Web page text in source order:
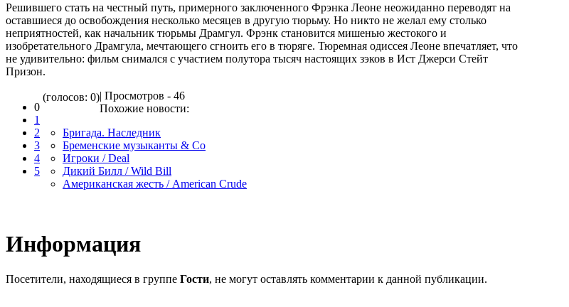
Решившего стать на честный путь, примерного заключенного Фрэнка Леоне неожиданно переводят на
оставшиеся до освобождения несколько месяцев в другую тюрьму. Но никто не желал ему столько
неприятностей, как начальник тюрьмы Драмгул. Фрэнк становится мишенью жестокого и
изобретательного Драмгула, мечтающего сгноить его в тюряге. Тюремная одиссея Леоне впечатляет, что
не удивительно: фильм снимался с участием полутора тысяч настоящих зэков в Ист Джерси Стейт
Призон.
0
1
2
3
4
5
(голосов: 0)| Просмотров - 46
Похожие новости:
Бригада. Наследник
Бременские музыканты & Co
Игроки / Deal
Дикий Билл / Wild Bill
Американская жесть / American Crude
Информация
Посетители, находящиеся в группе Гости, не могут оставлять комментарии к данной публикации.